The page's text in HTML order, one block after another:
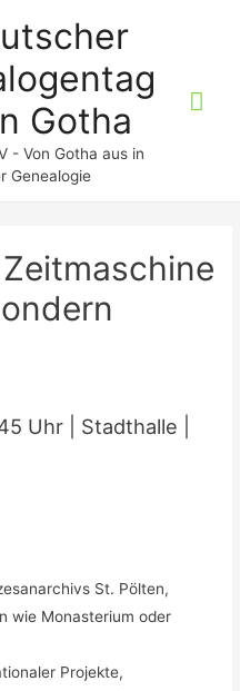
Gotha
- Von Gotha aus in
Genealogie
Uhr | Stadthalle |
St. Pölten,
wie Monasterium oder
Projekte,